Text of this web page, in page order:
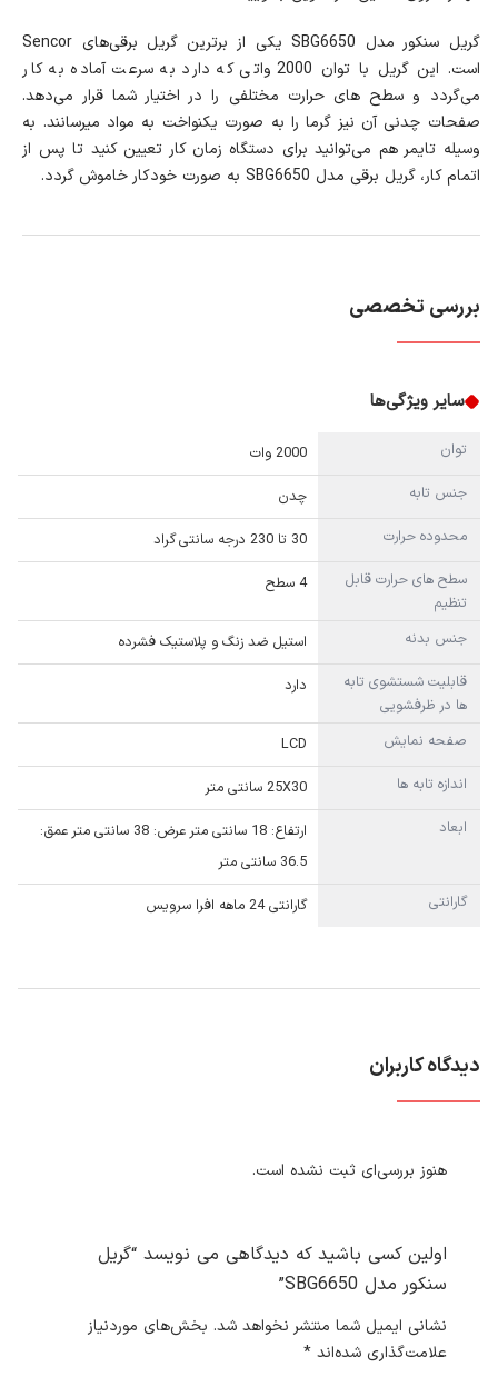
گریل سنکور مدل SBG6650 یکی از برترین گریل برقی‌های Sencor
است. این گریل با توان 2000 واتی که دارد به سرعت آماده به کار
می‌گردد و سطح های حرارت مختلفی را در اختیار شما قرار می‌دهد.
صفحات چدنی آن نیز گرما را به صورت یکنواخت به مواد می‎رسانند. به
وسیله تایمر هم می‌توانید برای دستگاه زمان کار تعیین کنید تا پس از
اتمام کار، گریل برقی مدل SBG6650 به صورت خودکار خاموش گردد.
بررسی تخصصی
سایر ویژگی‌ها
توان
2000 وات
جنس تابه
چدن
محدوده حرارت
30 تا 230 درجه سانتی گراد
سطح های حرارت قابل
تنظیم
4 سطح
جنس بدنه
استیل ضد زنگ و پلاستیک فشرده
قابلیت شستشوی تابه
ها در ظرفشویی
دارد
صفحه نمایش
LCD
اندازه تابه ها
25X30 سانتی متر
ابعاد
ارتفاع: 18 سانتی متر عرض: 38 سانتی متر عمق:
36.5 سانتی متر
گارانتی
گارانتی 24 ماهه افرا سرویس
دیدگاه کاربران
هنوز بررسی‌ای ثبت نشده است.
اولین کسی باشید که دیدگاهی می نویسد “گریل
سنکور مدل SBG6650”
نشانی ایمیل شما منتشر نخواهد شد. بخش‌های موردنیاز
علامت‌گذاری شده‌اند *